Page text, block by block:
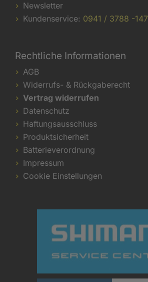
Newsletter
Kundenservice: 0941 / 3788 -147
Rechtliche Informationen
AGB
Widerrufs- & Rückgaberecht
Vertrag widerrufen
Datenschutz
Haftungsausschluss
Produktsicherheit
Batterieverordnung
Impressum
Cookie Einstellungen